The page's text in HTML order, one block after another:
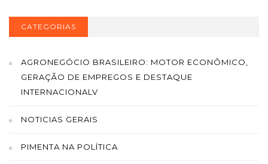
CATEGORIAS
AGRONEGÓCIO BRASILEIRO: MOTOR ECONÔMICO,
GERAÇÃO DE EMPREGOS E DESTAQUE
INTERNACIONALV
NOTICIAS GERAIS
PIMENTA NA POLÍTICA